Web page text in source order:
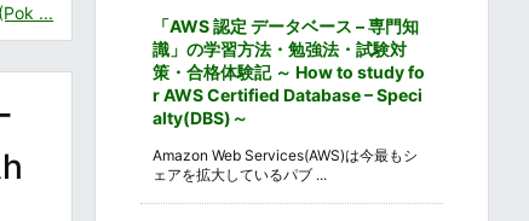
...
「AWS 認定 データベース – 専門知
識」の学習方法・勉強法・試験対
策・合格体験記 ～ How to study fo
r AWS Certified Database – Speci
alty(DBS)～
Amazon Web Services(AWS)は今最もシ
ェアを拡大しているパブ ...